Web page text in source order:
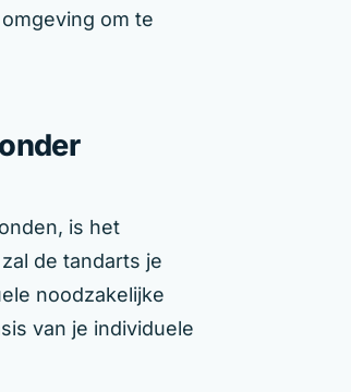
om te
is het
de tandarts je
noodzakelijke
van je individuele